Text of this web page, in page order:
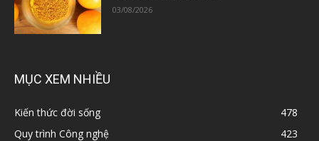
03/08/2026
MỤC XEM NHIỀU
Kiến thức đời sống
478
Quy trình Công nghệ
423